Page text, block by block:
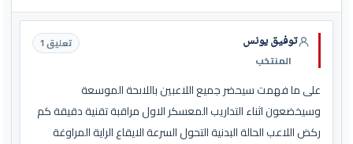
توفيق يونس
المنتخب
تعليق 1
على ما فهمت سيحضر جميع اللاعبين باللاىحة الموسعة
وسيخضعون اثناء التداريب المعسكر الاول مراقبة تقنية دقيقة كم
ركض اللاعب الحالة البدنية التحول السرعة الايقاع الراية المراوغة